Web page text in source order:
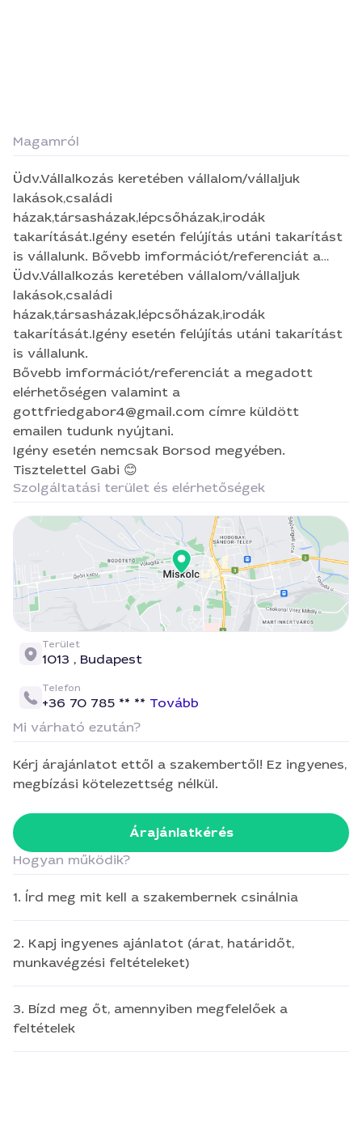
Magamról
Üdv.Vállalkozás keretében vállalom/vállaljuk
lakások,családi
házak,társasházak,lépcsőházak,irodák
takarítását.Igény esetén felújítás utáni takarítást
is vállalunk. Bővebb imformációt/referenciát a
megadott elérhetőségen valamint a
gottfriedgabor4@gmail.com címre küldött
emailen tudunk nyújtani. Igény esetén nemcsak
Borsod megyében. Tisztelettel Gabi 😊
Üdv.Vállalkozás keretében vállalom/vállaljuk
lakások,családi
házak,társasházak,lépcsőházak,irodák
takarítását.Igény esetén felújítás utáni takarítást
is vállalunk.
Bővebb imformációt/referenciát a megadott
elérhetőségen valamint a
gottfriedgabor4@gmail.com címre küldött
emailen tudunk nyújtani.
Igény esetén nemcsak Borsod megyében.
Tisztelettel Gabi 😊
Szolgáltatási terület és elérhetőségek
Terület
1013 , Budapest
Telefon
+36 70 785 ** ** Tovább
Mi várható ezután?
Kérj árajánlatot ettől a szakembertől! Ez ingyenes,
megbízási kötelezettség nélkül.
Árajánlatkérés
Hogyan működik?
1. Írd meg mit kell a szakembernek csinálnia
2. Kapj ingyenes ajánlatot (árat, határidőt,
munkavégzési feltételeket)
3. Bízd meg őt, amennyiben megfelelőek a
feltételek